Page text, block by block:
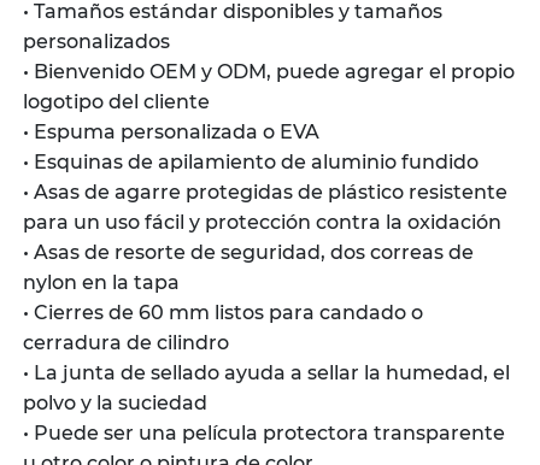
• Tamaños estándar disponibles y tamaños
personalizados
• Bienvenido OEM y ODM, puede agregar el propio
logotipo del cliente
• Espuma personalizada o EVA
• Esquinas de apilamiento de aluminio fundido
• Asas de agarre protegidas de plástico resistente
para un uso fácil y protección contra la oxidación
• Asas de resorte de seguridad, dos correas de
nylon en la tapa
• Cierres de 60 mm listos para candado o
cerradura de cilindro
• La junta de sellado ayuda a sellar la humedad, el
polvo y la suciedad
• Puede ser una película protectora transparente